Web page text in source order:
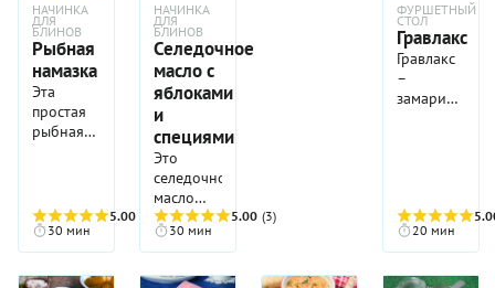
НАЧИНКА
ДЛЯ
БЛИНОВ
Рыбная
намазка
Эта
простая
рыбная
два, а
съедается
еще
быстрее
5.00
(4)
30 мин
НАЧИНКА
ДЛЯ
БЛИНОВ
Селедочное
масло с
яблоками
и
специями
Это
селедочного
масло
отлично
подходит
в
качестве
5.00 (3)
30 мин
ФУРШЕТНЫЙ
СТОЛ
Гравлакс
Гравлакс
–
(обычно
форель
или
лосось),
20 мин